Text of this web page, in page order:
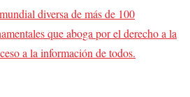
diversa de más de 100
que aboga por el derecho a la
a la información de todos.